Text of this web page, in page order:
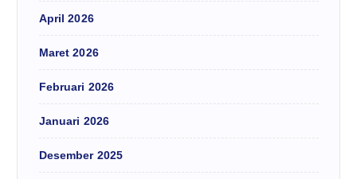
April 2026
Maret 2026
Februari 2026
Januari 2026
Desember 2025